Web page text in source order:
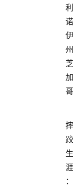
利
诺
伊
州
芝
加
哥
摔
跤
生
涯
：